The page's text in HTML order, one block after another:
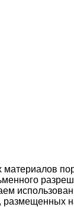
материалов